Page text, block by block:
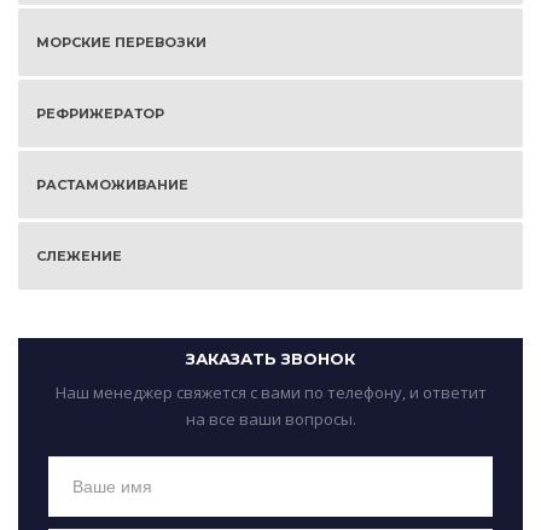
МОРСКИЕ ПЕРЕВОЗКИ
РЕФРИЖЕРАТОР
РАСТАМОЖИВАНИЕ
СЛЕЖЕНИЕ
ЗАКАЗАТЬ ЗВОНОК
Наш менеджер свяжется с вами по телефону, и ответит
на все ваши вопросы.